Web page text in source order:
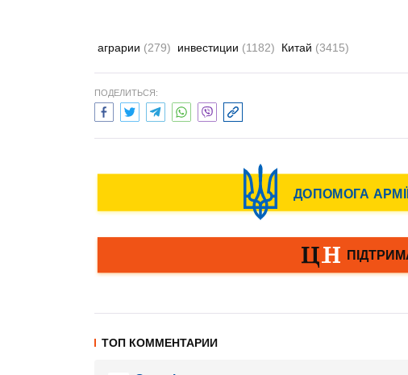
аграрии (279) инвестиции (1182) Китай (3415)
ПОДЕЛИТЬСЯ:
ТОП КОММЕНТАРИИ